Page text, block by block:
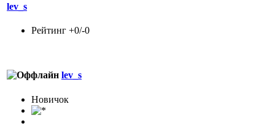
lev_s
Рейтинг +0/-0
lev_s
Новичок